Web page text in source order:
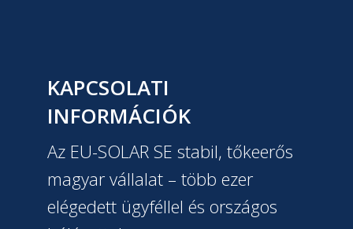
KAPCSOLATI
INFORMÁCIÓK
Az EU-SOLAR SE stabil, tőkeerős
magyar vállalat – több ezer
elégedett ügyféllel és országos